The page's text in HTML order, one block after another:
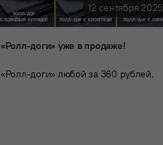
12 сентября 2025
«Ролл-доги» уже в продаже!
«Ролл-доги» любой за 360 рублей.